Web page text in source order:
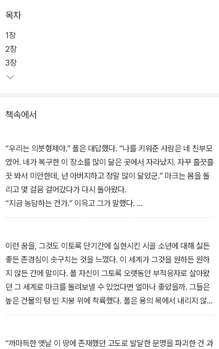
그런 젤라즈니 특유의 작품세계를 기반으로 엔터테인먼트적인 특성
이 강하게 가미된 작품이 바로 1980년에 발표된 <체인질링>이다.
초중기 다소 무거운 분위기의 작품들과 달리 경쾌하고 위트 넘치는
이 소설은, 그의 작품 중 가장 오락적인 요소가 많고 대중적이라는 평
가를 받으면서 출간 즉시 큰 성공을 거두었다. 이 성공은 이듬해 후속
를 배경으로, 흑마법사 데트가 마법사들의 군대에 목숨을 잃은 후 남
겨진 아들 폴의 이야기이다. 데트가 죽을 무렵 갓난아기였던 폴은 후
일을 우려한 마법사들로 인해 과학기술이 발달한 평행세계의 아이 대
니얼 체인(마크 마락슨)과 바꿔치기된다. 20년 후 두 아이는 서로 다
른 세계에서 적응하지 못하고, 이로 인해 마법 세계는 다시 한 번 혼돈
목차
1장
2장
3장
책속에서
“우리는 의붓형제야.” 폴은 대답했다. “나를 키워준 사람은 네 친부모
였어. 네가 복구한 이 장소를 많이 닮은 곳에서 자라났지. 자꾸 흘끗흘
끗 봐서 미안한데, 넌 아버지하고 정말 많이 닮았군.” 마크는 몸을 돌
리고 몇 걸음 걸어갔다가 다시 돌아왔다.
“지금 농담하는 건가.” 이윽고 그가 말했다.
“농담이 아니라 진담이야. 지금까지 난 인생의 대부분을 갓난애였던
“어떤 이름이지?”
“대니얼 체인.”
_16장
이런 꿈을, 그것도 이토록 단기간에 실현시킨 시골 소년에 대해 싫든
좋든 존경심이 솟구치는 것을 느꼈다. 이 세계가 그것을 원하든 원하
지 않든 간에 말이다. 폴 자신이 그토록 오랫동안 부적응자로 살아왔
던 그 세계로 마크를 돌려보낼 수 있었다면 얼마나 좋았을까. 그들은
높은 건물의 텅 빈 지붕 위에 착륙했다. 폴은 용의 목에서 내리지 않고
양손으로 홀을 들어 올려 아래쪽에 있는 그의 군세에게 명령을 내리
적인 행동이었다. 군세를 몇 그룹으로 나누어 특정 목표를 향해 보내
“까마득한 옛날 이 땅에 존재했던 고도로 발달한 문명을 파괴한 건 과